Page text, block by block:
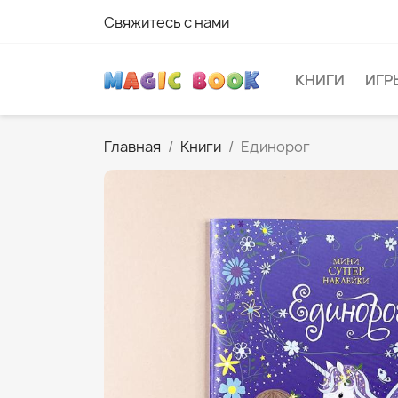
Свяжитесь с нами
КНИГИ
Главная Книги Единорог